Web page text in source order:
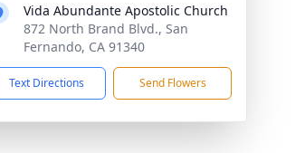
Vida Abundante Apostolic Church
872 North Brand Blvd., San
Fernando, CA 91340
Text Directions Send Flowers